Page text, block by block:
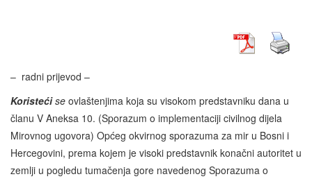
– radni prijevod –
Koristećise ovlaštenjima koja su visokom predstavniku dana u
članu V Aneksa 10. (Sporazum o implementaciji civilnog dijela
Mirovnog ugovora) Općeg okvirnog sporazuma za mir u Bosni i
Hercegovini, prema kojem je visoki predstavnik konačni autoritet u
zemlji u pogledu tumačenja gore navedenog Sporazuma o